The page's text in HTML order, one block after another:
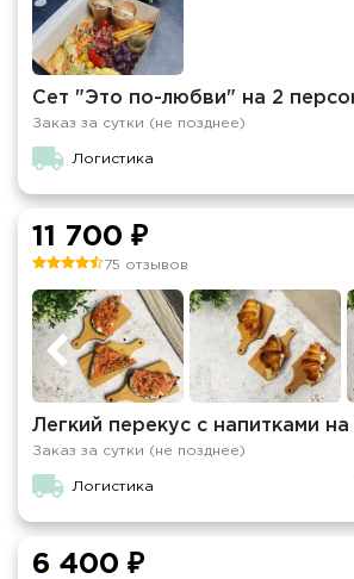
Сет "Это по-любви" на 2
Заказ за сутки (не позднее)
Логистика
11 700 ₽
75 отзывов
Легкий перекус с напитками на
Заказ за сутки (не позднее)
Логистика
6 400 ₽